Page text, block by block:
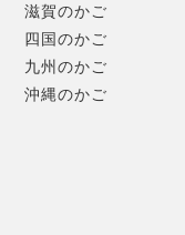
滋賀のかご
四国のかご
九州のかご
沖縄のかご